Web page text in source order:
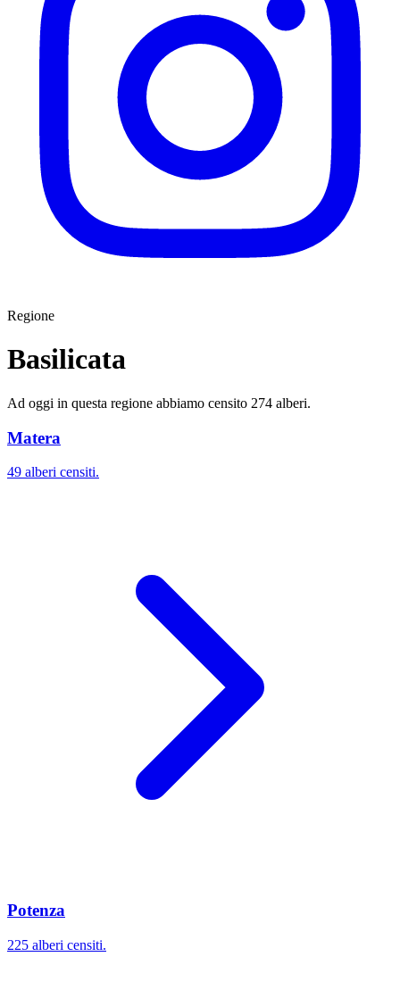
Regione
Basilicata
Ad oggi in questa regione abbiamo censito 274 alberi.
Matera
49 alberi censiti.
Potenza
225 alberi censiti.